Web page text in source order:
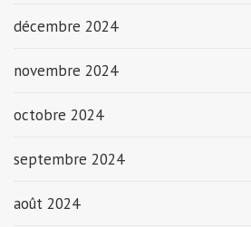
décembre 2024
novembre 2024
octobre 2024
septembre 2024
août 2024